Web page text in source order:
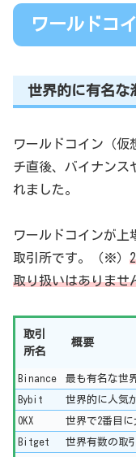
ワールドコ
世界的に有名な
ワールドコイン（仮
チ直後、バイナンス
れました。
ワールドコインが上
取引所です。（※）
取り扱いはありませ
取引
所名
概要
Binance 最も有名な世
Bybit
世界的に人気
OKX
世界で2番目
Bitget
世界有数の取